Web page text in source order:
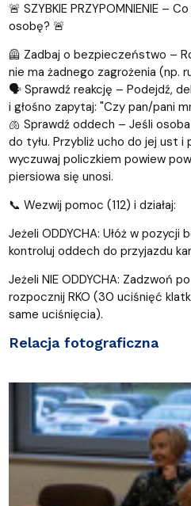
🚨 SZYBKIE PRZYPOMNIENIE –
osobę? 🚨
🦺 Zadbaj o bezpieczeństwo –
nie ma żadnego zagrożenia (np.
🗣️ Sprawdź reakcję – Podejdź,
i głośno zapytaj: "Czy pan/pani
🫁 Sprawdź oddech – Jeśli
do tyłu. Przybliż ucho do jej ust i
wyczuwaj policzkiem powiew
piersiowa się unosi.
📞 Wezwij pomoc (112) i działaj:
Jeżeli ODDYCHA: Ułóż w
kontroluj oddech do przyjazdu
Jeżeli NIE ODDYCHA: Zadzwoń
rozpocznij RKO (30 uciśnięć
same uciśnięcia).
Relacja fotograficzna